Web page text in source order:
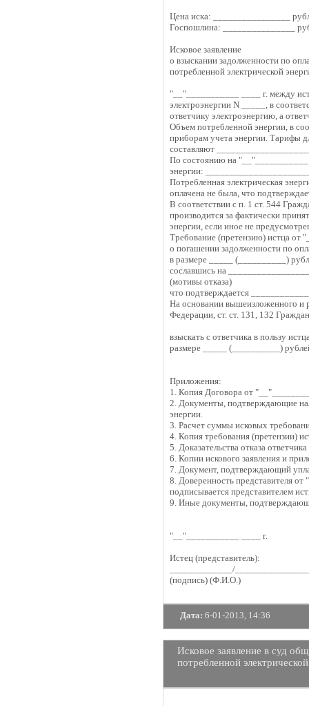
Цена иска: ________________
Госпошлина: _______________
Исковое заявление
о взыскании задолженности по
потребленной электрической
"__"___________ ____ г. между
электроэнергии N _____, в
ответчику электроэнергию, а
Объем потребленной энергии, в
приборам учета энергии. Тарифы
составляют
По состоянию на "__"___________
энергии:
Потребленная электрическая
оплачена не была, что
В соответствии с п. 1 ст. 544
производится за фактически
энергии, если иное не
Требование (претензию) истца от
о погашении задолженности по
в размере _____ (__________)
сославшись на
(мотивы отказа)
что подтверждается
На основании вышеизложенного и
Федерации, ст. ст. 131, 132
взыскать с ответчика в пользу
размере _____ (__________)
Приложения:
1. Копия Договора от
2. Документы, подтверждающие
энергии.
3. Расчет суммы исковых
4. Копия требования (претензии)
5. Доказательства отказа
6. Копии искового заявления и
7. Документ, подтверждающий
8. Доверенность представителя
подписывается представителем
9. Иные документы,
"__"___________ ____ г.
Истец (представитель):
_____________/
(подпись) (Ф.И.О.)
Дата: 6-01-2013, 14:36
Исковое заявление в суд
потребленной